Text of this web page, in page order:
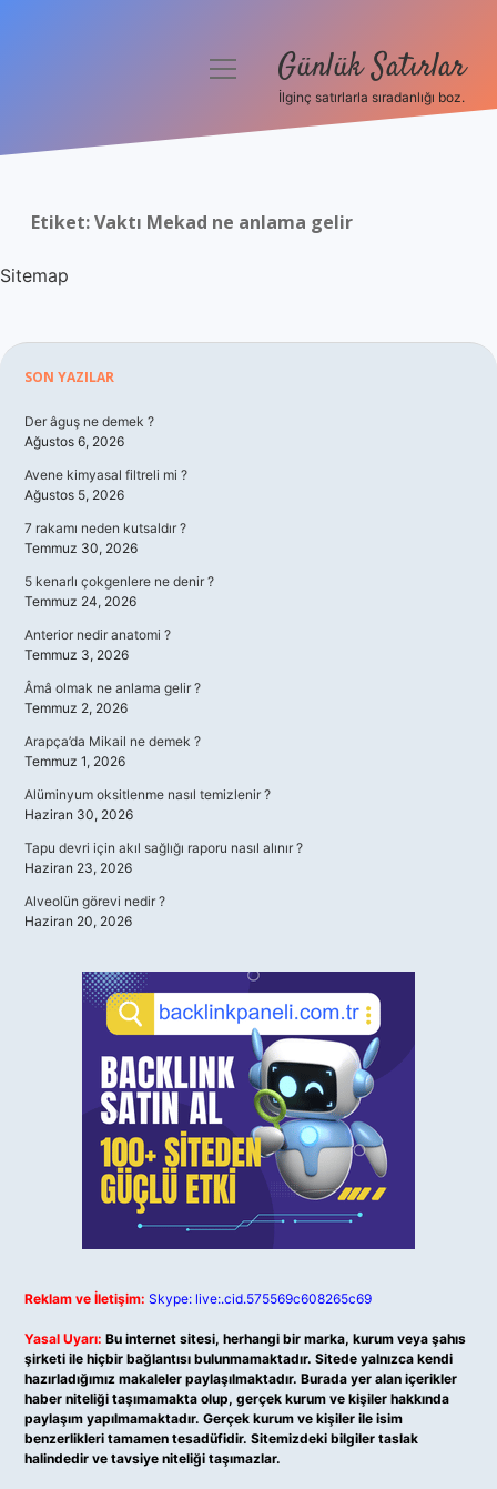
Hakkımızda
menüyü Günlük Satırlar
İlginç satırlarla sıradanlığı boz.
Etiket:Vaktı Mekad ne anlama gelir
Sitemap
Sidebar
SON YAZILAR
Der âguş ne demek ?
Ağustos 6, 2026
Avene kimyasal filtreli mi ?
Ağustos 5, 2026
7 rakamı neden kutsaldır ?
Temmuz 30, 2026
5 kenarlı çokgenlere ne denir ?
Temmuz 24, 2026
Anterior nedir anatomi ?
Temmuz 3, 2026
Âmâ olmak ne anlama gelir ?
Temmuz 2, 2026
Arapça’da Mikail ne demek ?
Temmuz 1, 2026
Alüminyum oksitlenme nasıl temizlenir ?
Haziran 30, 2026
Tapu devri için akıl sağlığı raporu nasıl alınır ?
Haziran 23, 2026
Alveolün görevi nedir ?
Haziran 20, 2026
Reklam ve İletişim: Skype: live:.cid.575569c608265c69
Yasal Uyarı: Bu internet sitesi, herhangi bir marka, kurum veya şahıs
şirketi ile hiçbir bağlantısı bulunmamaktadır. Sitede yalnızca kendi
hazırladığımız makaleler paylaşılmaktadır. Burada yer alan içerikler
haber niteliği taşımamakta olup, gerçek kurum ve kişiler hakkında
paylaşım yapılmamaktadır. Gerçek kurum ve kişiler ile isim
benzerlikleri tamamen tesadüfidir. Sitemizdeki bilgiler taslak
halindedir ve tavsiye niteliği taşımazlar.